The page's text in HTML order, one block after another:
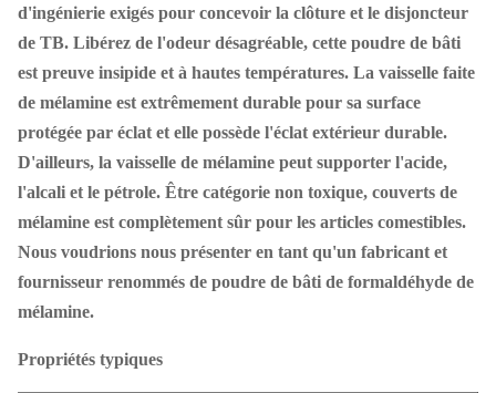
d'ingénierie exigés pour concevoir la clôture et le disjoncteur
de TB. Libérez de l'odeur désagréable, cette poudre de bâti
est preuve insipide et à hautes températures. La vaisselle faite
de mélamine est extrêmement durable pour sa surface
protégée par éclat et elle possède l'éclat extérieur durable.
D'ailleurs, la vaisselle de mélamine peut supporter l'acide,
l'alcali et le pétrole. Être catégorie non toxique, couverts de
mélamine est complètement sûr pour les articles comestibles.
Nous voudrions nous présenter en tant qu'un fabricant et
fournisseur renommés de poudre de bâti de formaldéhyde de
mélamine.
Propriétés typiques